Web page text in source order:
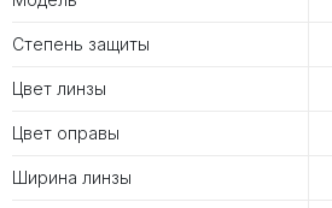
Степень защиты
Цвет линзы
Цвет оправы
Ширина линзы